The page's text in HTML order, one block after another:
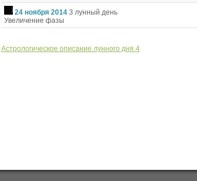
24 ноября 2014 3 лунный день
Увеличение фазы
Астрологическое описание лунного дня 4